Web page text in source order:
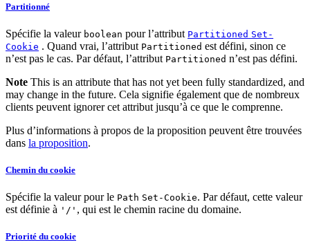
Partitionné
Spécifie la valeur boolean pour l’attribut Partitioned Set-
Cookie . Quand vrai, l’attribut Partitioned est défini, sinon ce
n’est pas le cas. Par défaut, l’attribut Partitioned n’est pas défini.
Note This is an attribute that has not yet been fully standardized, and
may change in the future. Cela signifie également que de nombreux
clients peuvent ignorer cet attribut jusqu’à ce que le comprenne.
Plus d’informations à propos de la proposition peuvent être trouvées
dans la proposition.
Chemin du cookie
Spécifie la valeur pour le Path Set-Cookie. Par défaut, cette valeur
est définie à '/' , qui est le chemin racine du domaine.
Priorité du cookie